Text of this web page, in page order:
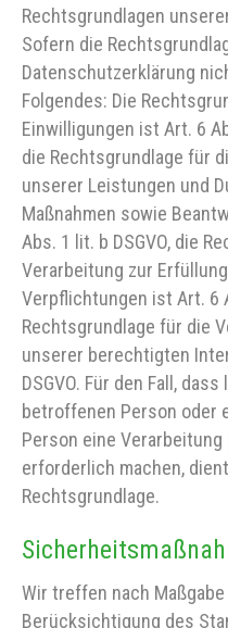
Rechtsgrundlagen
Sofern die
Datenschutzerklärung
Folgendes: Die
Einwilligungen ist Art. 6
die Rechtsgrundlage für
unserer Leistungen und
Maßnahmen sowie
Abs. 1 lit. b DSGVO, die
Verarbeitung zur
Verpflichtungen ist Art. 6
Rechtsgrundlage für die
unserer berechtigten
DSGVO. Für den Fall,
betroffenen Person oder
Person eine
erforderlich machen,
Rechtsgrundlage.
Wir treffen nach
Berücksichtigung des